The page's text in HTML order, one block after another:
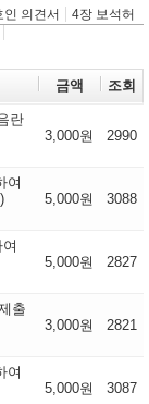
의견서
4장 보석허
금액 조회
란
3,000원 2990
여
5,000원 3088
5,000원 2827
출
3,000원 2821
여
5,000원 3087